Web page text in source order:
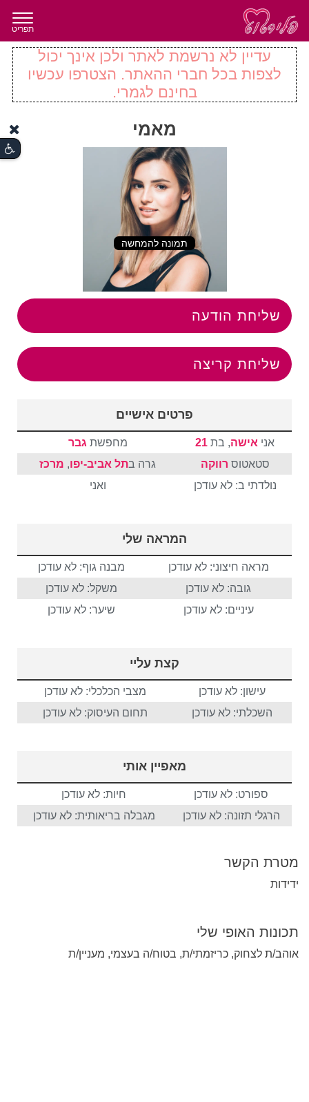
תפריט
עדיין לא נרשמת לאתר ולכן אינך יכול
לצפות בכל חברי ההאתר. הצטרפו עכשיו
בחינם לגמרי.
מאמי
תמונה להמחשה
שליחת הודעה
שליחת קריצה
פרטים אישיים
אני אישה, בת 21 מחפשת גבר
סטאטוס רווקה גרה בתל אביב-יפו, מרכז
נולדתי ב: לא עודכן
ואני
המראה שלי
מראה חיצוני: לא עודכן
מבנה גוף: לא עודכן
גובה: לא עודכן
משקל: לא עודכן
עיניים: לא עודכן
שיער: לא עודכן
קצת עליי
עישון: לא עודכן
מצבי הכלכלי: לא עודכן
השכלתי: לא עודכן
תחום העיסוק: לא עודכן
מאפיין אותי
ספורט: לא עודכן
חיות: לא עודכן
הרגלי תזונה: לא עודכן
מגבלה בריאותית: לא עודכן
מטרת הקשר
ידידות
תכונות האופי שלי
אוהב/ת לצחוק, כריזמתי/ת, בטוח/ה בעצמי, מעניין/ת